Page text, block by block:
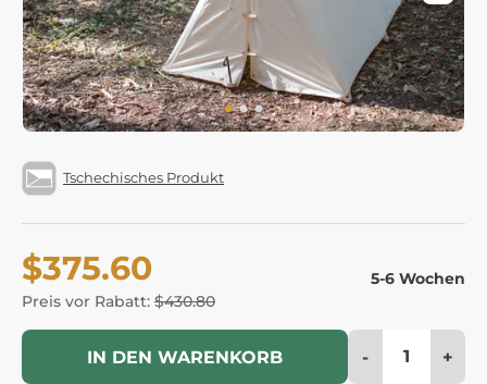
Tschechisches Produkt
$375.60
Preis vor Rabatt: $430.80
5-6 Wochen
IN DEN WARENKORB - +